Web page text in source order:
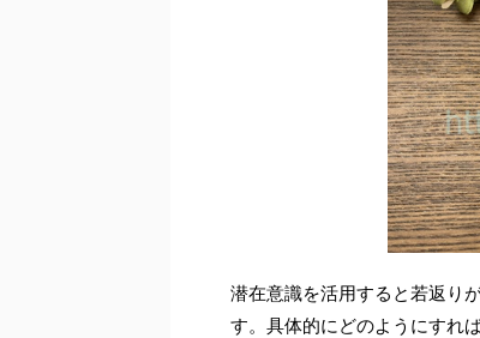
潜在意識を活用すると若返り
す。具体的にどのようにすれ